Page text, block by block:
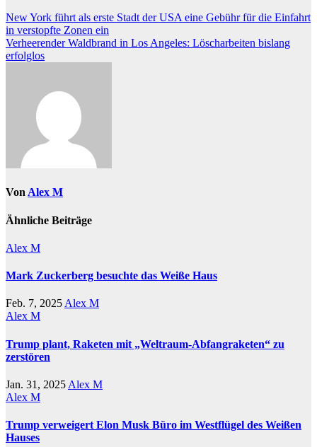
Beitragsnavigation
New York führt als erste Stadt der USA eine Gebühr für die Einfahrt
in verstopfte Zonen ein
Verheerender Waldbrand in Los Angeles: Löscharbeiten bislang
erfolglos
Von Alex M
Ähnliche Beiträge
Alex M
Mark Zuckerberg besuchte das Weiße Haus
Feb. 7, 2025 Alex M
Alex M
Trump plant, Raketen mit „Weltraum-Abfangraketen“ zu
zerstören
Jan. 31, 2025 Alex M
Alex M
Trump verweigert Elon Musk Büro im Westflügel des Weißen
Hauses